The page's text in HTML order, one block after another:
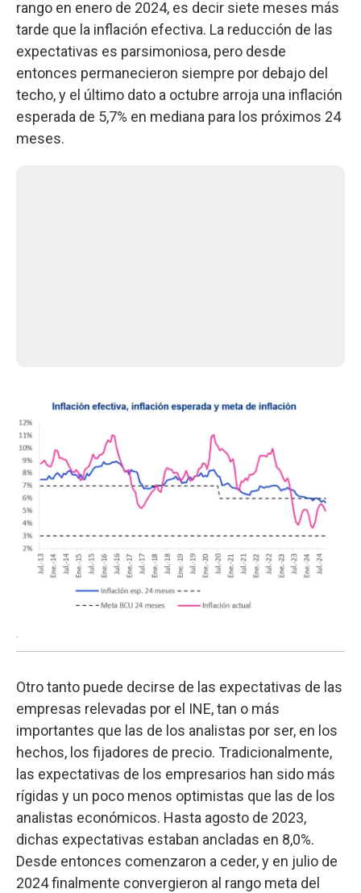
rango en enero de 2024, es decir siete meses más
tarde que la inflación efectiva. La reducción de las
expectativas es parsimoniosa, pero desde
entonces permanecieron siempre por debajo del
techo, y el último dato a octubre arroja una inflación
esperada de 5,7% en mediana para los próximos 24
meses.
.
Otro tanto puede decirse de las expectativas de las
empresas relevadas por el INE, tan o más
importantes que las de los analistas por ser, en los
hechos, los fijadores de precio. Tradicionalmente,
las expectativas de los empresarios han sido más
rígidas y un poco menos optimistas que las de los
analistas económicos. Hasta agosto de 2023,
dichas expectativas estaban ancladas en 8,0%.
Desde entonces comenzaron a ceder, y en julio de
2024 finalmente convergieron al rango meta del